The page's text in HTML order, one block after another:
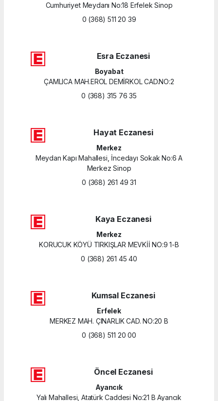
Cumhuriyet Meydanı No:18 Erfelek Sinop
0 (368) 511 20 39
Esra Eczanesi
Boyabat
ÇAMLICA MAH.EROL DEMİRKOL CAD.NO:2
0 (368) 315 76 35
Hayat Eczanesi
Merkez
Meydan Kapı Mahallesi, İncedayı Sokak No:6 A
Merkez Sinop
0 (368) 261 49 31
Kaya Eczanesi
Merkez
KORUCUK KÖYÜ TIRKIŞLAR MEVKİİ NO:9 1-B
0 (368) 261 45 40
Kumsal Eczanesi
Erfelek
MERKEZ MAH. ÇINARLIK CAD. NO:20 B
0 (368) 511 20 00
Öncel Eczanesi
Ayancık
Yalı Mahallesi, Atatürk Caddesi No:21 B Ayancık